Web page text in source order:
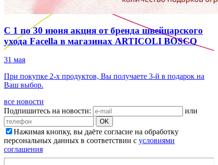
С 1 по 30 июня акция от бренда швейцарского
ухода Facella в магазинах ARTICOLI BOSCO
31 мая
При покупке 2-х продуктов, Вы получаете 3-й в подарок на
Ваш выбор.
все новости
Подпишитесь на новости:
или
OK
Нажимая кнопку, вы даёте согласие на обработку
персональных данных в соответствии с условиями
соглашения